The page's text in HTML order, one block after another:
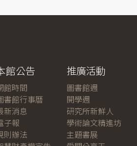
館公告
館時間
書館行事曆
新消息
子報
則辦法
推廣活動
圖書館週
開學週
研究所新鮮人
學術論文精進坊
主題書展